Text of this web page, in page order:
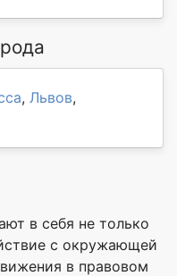
, Львов,
в себя не только
с окружающей
в правовом